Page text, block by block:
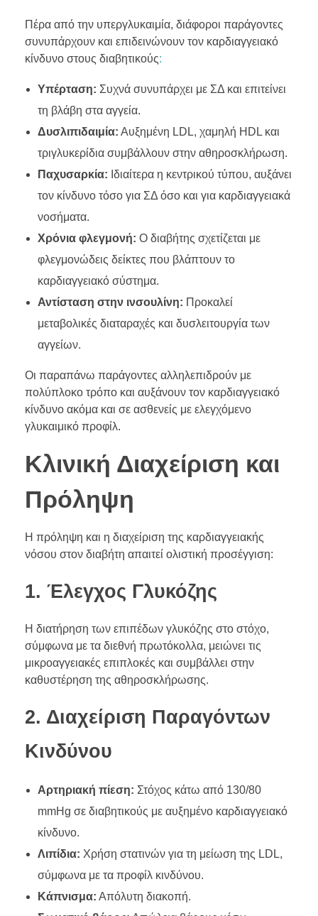
Πέρα από την υπεργλυκαιμία, διάφοροι παράγοντες
συνυπάρχουν και επιδεινώνουν τον καρδιαγγειακό
κίνδυνο στους διαβητικούς:
Υπέρταση: Συχνά συνυπάρχει με ΣΔ και επιτείνει
τη βλάβη στα αγγεία.
Δυσλιπιδαιμία: Αυξημένη LDL, χαμηλή HDL και
τριγλυκερίδια συμβάλλουν στην αθηροσκλήρωση.
Παχυσαρκία: Ιδιαίτερα η κεντρικού τύπου, αυξάνει
τον κίνδυνο τόσο για ΣΔ όσο και για καρδιαγγειακά
νοσήματα.
Χρόνια φλεγμονή: Ο διαβήτης σχετίζεται με
φλεγμονώδεις δείκτες που βλάπτουν το
καρδιαγγειακό σύστημα.
Αντίσταση στην ινσουλίνη: Προκαλεί
μεταβολικές διαταραχές και δυσλειτουργία των
αγγείων.
Οι παραπάνω παράγοντες αλληλεπιδρούν με
πολύπλοκο τρόπο και αυξάνουν τον καρδιαγγειακό
κίνδυνο ακόμα και σε ασθενείς με ελεγχόμενο
γλυκαιμικό προφίλ.
Κλινική Διαχείριση και
Πρόληψη
Η πρόληψη και η διαχείριση της καρδιαγγειακής
νόσου στον διαβήτη απαιτεί ολιστική προσέγγιση:
1. Έλεγχος Γλυκόζης
Η διατήρηση των επιπέδων γλυκόζης στο στόχο,
σύμφωνα με τα διεθνή πρωτόκολλα, μειώνει τις
μικροαγγειακές επιπλοκές και συμβάλλει στην
καθυστέρηση της αθηροσκλήρωσης.
2. Διαχείριση Παραγόντων
Κινδύνου
Αρτηριακή πίεση: Στόχος κάτω από 130/80
mmHg σε διαβητικούς με αυξημένο καρδιαγγειακό
κίνδυνο.
Λιπίδια: Χρήση στατινών για τη μείωση της LDL,
σύμφωνα με τα προφίλ κινδύνου.
Κάπνισμα: Απόλυτη διακοπή.